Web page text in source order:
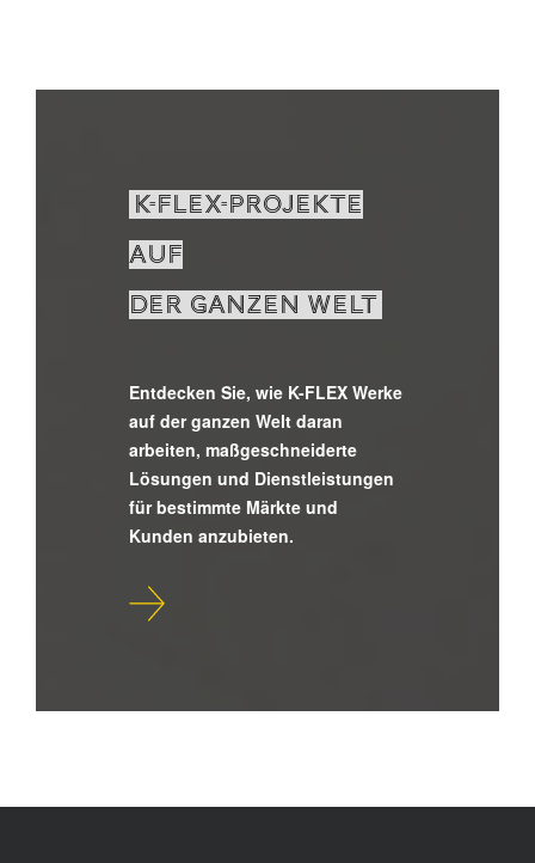
K-FLEX-PROJEKTE
AUF
DER GANZEN WELT
Entdecken Sie, wie K-FLEX Werke
auf der ganzen Welt daran
arbeiten, maßgeschneiderte
Lösungen und Dienstleistungen
für bestimmte Märkte und
Kunden anzubieten.